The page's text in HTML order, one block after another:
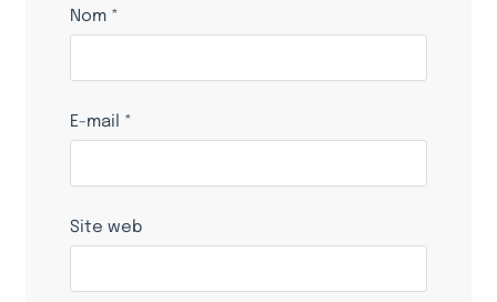
Nom *
E-mail *
Site web